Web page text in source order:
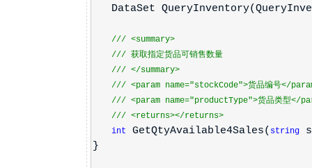
DataSet
/// <summary>
/// 获取指定货品可销售数量
/// </summary>
/// <param name="stockCode">货品编号</
/// <param name="productType">货品类型</
/// <returns></returns>
int
GetQtyAvailable4Sales( string
}